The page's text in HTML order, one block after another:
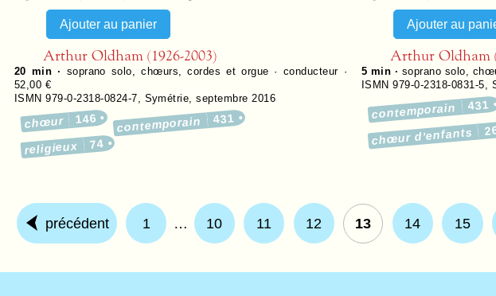
Arthur Oldham (1926-2003)
20 min · soprano solo, chœurs, cordes et orgue · conducteur ·
52,00 €
ISMN 979-0-2318-0824-7
Symétrie ,septembre 2016
chœur 146 contemporain 431
religieux 74
Arthur Oldham
5 min · soprano solo,
ISMN 979-0-2318-0831-5
contemporain 431
chœur d’enfants
précédent 1 … 10 11 12 13 14 15